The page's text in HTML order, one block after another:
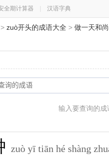
全期计算器 汉语字典
> zuò开头的成语大全 > 做一天和
输入要查询的成
zuò yī tiān hé shàng